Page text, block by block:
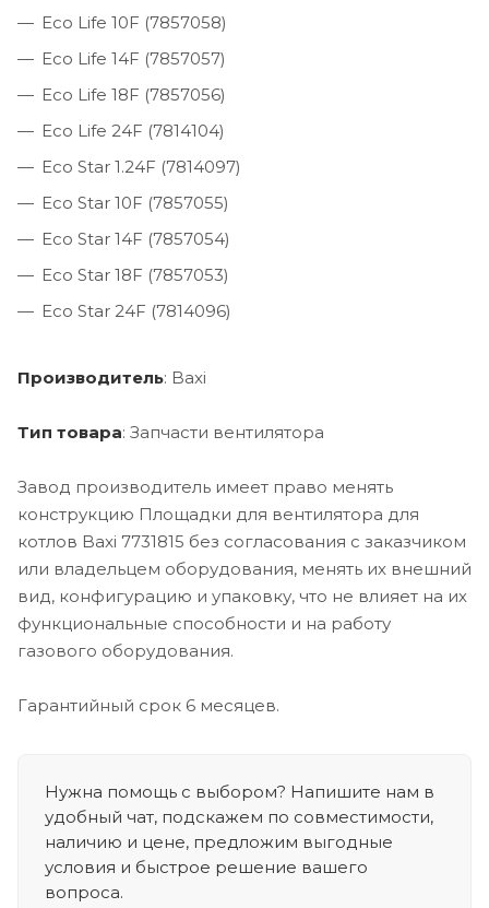
Eco Life 10F (7857058)
Eco Life 14F (7857057)
Eco Life 18F (7857056)
Eco Life 24F (7814104)
Eco Star 1.24F (7814097)
Eco Star 10F (7857055)
Eco Star 14F (7857054)
Eco Star 18F (7857053)
Eco Star 24F (7814096)
Производитель: Baxi
Тип товара: Запчасти вентилятора
Завод производитель имеет право менять
конструкцию Площадки для вентилятора для
котлов Baxi 7731815 без согласования с заказчиком
или владельцем оборудования, менять их внешний
вид, конфигурацию и упаковку, что не влияет на их
функциональные способности и на работу
газового оборудования.
Гарантийный срок 6 месяцев.
Нужна помощь с выбором? Напишите нам в
удобный чат, подскажем по совместимости,
наличию и цене, предложим выгодные
условия и быстрое решение вашего
вопроса.